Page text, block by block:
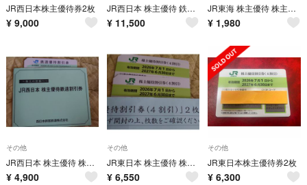
JR西日本株主優待券2枚
¥ 9,000
JR西日本 株主優待 鉄道割引券 2枚 JR東海 株主優待 割引券 2枚
¥ 11,500
JR東海 株主優待 株主優待割引券 2枚
¥ 1,980
その他
JR西日本 株主優待 株主優待割引券 １枚
¥ 4,900
その他
JR東日本 株主優待 株主優待割引券 ２枚
¥ 6,550
その他
JR東日本株主優待券2枚
¥ 6,300